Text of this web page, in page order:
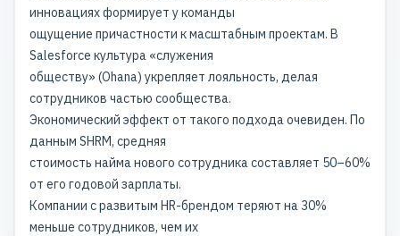
инновациях формирует у команды
ощущение причастности к масштабным проектам. В
Salesforce культура «служения
обществу» (Ohana) укрепляет лояльность, делая
сотрудников частью сообщества.
Экономический эффект от такого подхода очевиден. По
данным SHRM, средняя
стоимость найма нового сотрудника составляет 50–60%
от его годовой зарплаты.
Компании с развитым HR-брендом теряют на 30%
меньше сотрудников, чем их